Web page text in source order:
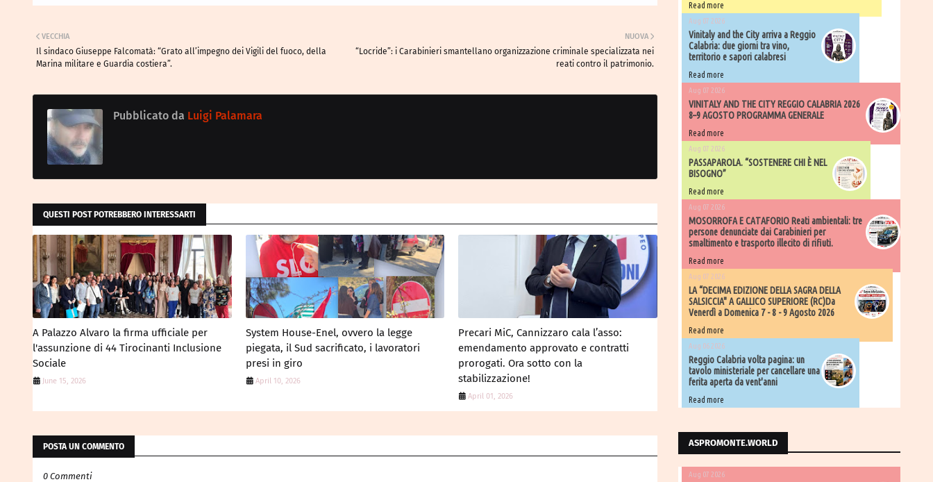
NUOVA
“Locride”: i Carabinieri smantellano organizzazione criminale specializzata nei
reati contro il patrimonio.
VECCHIA
Il sindaco Giuseppe Falcomatà: “Grato all’impegno dei Vigili del fuoco, della
Marina militare e Guardia costiera”.
Pubblicato da Luigi Palamara
QUESTI POST POTREBBERO INTERESSARTI
A Palazzo Alvaro la firma ufficiale per
l'assunzione di 44 Tirocinanti Inclusione
Sociale
June 15, 2026
System House-Enel, ovvero la legge
piegata, il Sud sacrificato, i lavoratori
presi in giro
April 10, 2026
Precari MiC, Cannizzaro cala l’asso:
emendamento approvato e contratti
prorogati. Ora sotto con la
stabilizzazione!
April 01, 2026
POSTA UN COMMENTO
0 Commenti
Read more
Aug 07 2026
Vinitaly and the City arriva a Reggio
Calabria: due giorni tra vino,
territorio e sapori calabresi
Read more
Aug 07 2026
VINITALY AND THE CITY REGGIO CALABRIA 2026
8–9 AGOSTO PROGRAMMA GENERALE
Read more
Aug 07 2026
PASSAPAROLA. “SOSTENERE CHI È NEL
BISOGNO”
Read more
Aug 07 2026
MOSORROFA E CATAFORIO Reati ambientali: tre
persone denunciate dai Carabinieri per
smaltimento e trasporto illecito di rifiuti.
Read more
Aug 07 2026
LA “DECIMA EDIZIONE DELLA SAGRA DELLA
SALSICCIA" A GALLICO SUPERIORE (RC)Da
Venerdì a Domenica 7 - 8 - 9 Agosto 2026
Read more
Aug 06 2026
​Reggio Calabria volta pagina: un
tavolo ministeriale per cancellare una
ferita aperta da vent'anni
Read more
ASPROMONTE.WORLD
Aug 07 2026